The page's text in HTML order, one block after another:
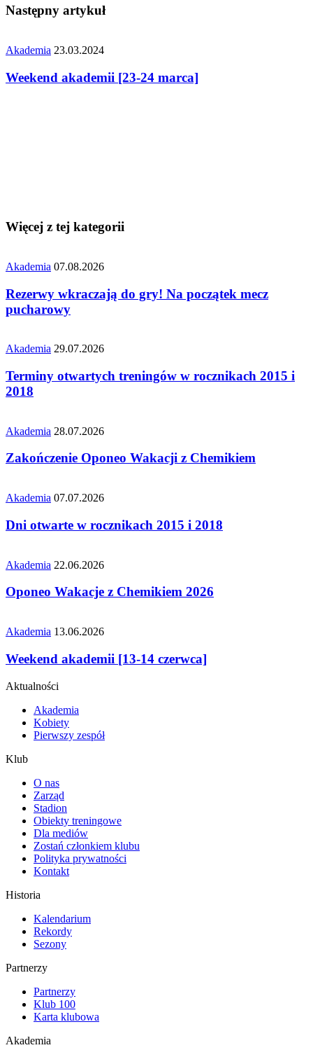
Następny artykuł
Akademia 23.03.2024
Weekend akademii [23-24 marca]
Więcej z tej kategorii
Akademia 07.08.2026
Rezerwy wkraczają do gry! Na początek mecz
pucharowy
Akademia 29.07.2026
Terminy otwartych treningów w rocznikach 2015 i
2018
Akademia 28.07.2026
Zakończenie Oponeo Wakacji z Chemikiem
Akademia 07.07.2026
Dni otwarte w rocznikach 2015 i 2018
Akademia 22.06.2026
Oponeo Wakacje z Chemikiem 2026
Akademia 13.06.2026
Weekend akademii [13-14 czerwca]
Aktualności
Akademia
Kobiety
Pierwszy zespół
Klub
O nas
Zarząd
Stadion
Obiekty treningowe
Dla mediów
Zostań członkiem klubu
Polityka prywatności
Kontakt
Historia
Kalendarium
Rekordy
Sezony
Partnerzy
Partnerzy
Klub 100
Karta klubowa
Akademia